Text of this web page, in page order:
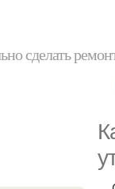
сделать